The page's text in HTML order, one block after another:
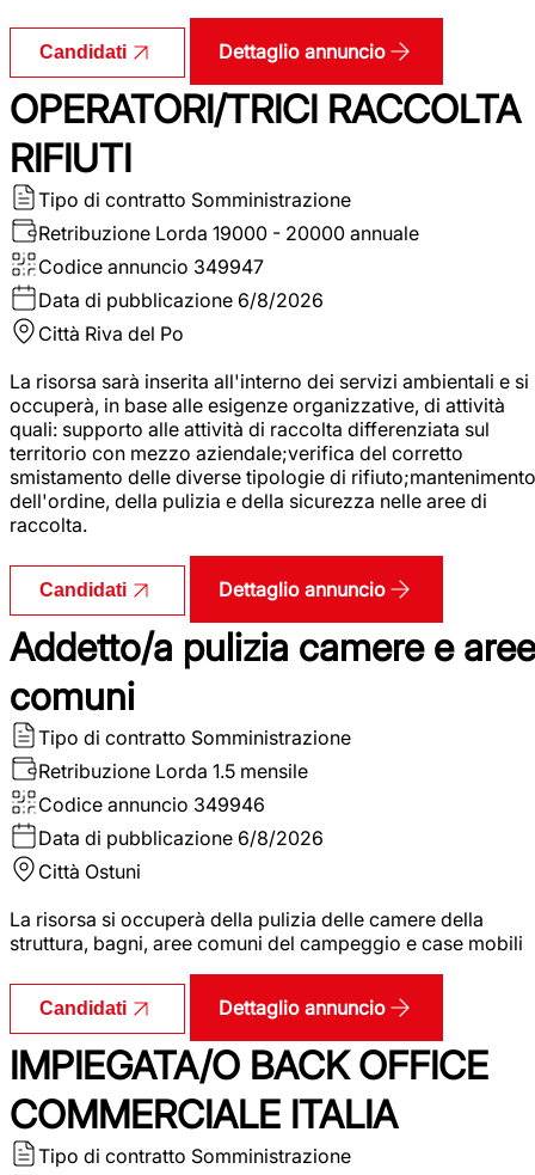
Candidati Dettaglio annuncio
OPERATORI/TRICI RACCOLTA
RIFIUTI
Tipo di contratto Somministrazione
Retribuzione Lorda 19000 - 20000 annuale
Codice annuncio 349947
Data di pubblicazione 6/8/2026
Città Riva del Po
La risorsa sarà inserita all'interno dei servizi ambientali e si
occuperà, in base alle esigenze organizzative, di attività
quali: supporto alle attività di raccolta differenziata sul
territorio con mezzo aziendale;verifica del corretto
smistamento delle diverse tipologie di rifiuto;mantenimento
dell'ordine, della pulizia e della sicurezza nelle aree di
raccolta.
Candidati Dettaglio annuncio
Addetto/a pulizia camere e aree
comuni
Tipo di contratto Somministrazione
Retribuzione Lorda 1.5 mensile
Codice annuncio 349946
Data di pubblicazione 6/8/2026
Città Ostuni
La risorsa si occuperà della pulizia delle camere della
struttura, bagni, aree comuni del campeggio e case mobili
Candidati Dettaglio annuncio
IMPIEGATA/O BACK OFFICE
COMMERCIALE ITALIA
Tipo di contratto Somministrazione